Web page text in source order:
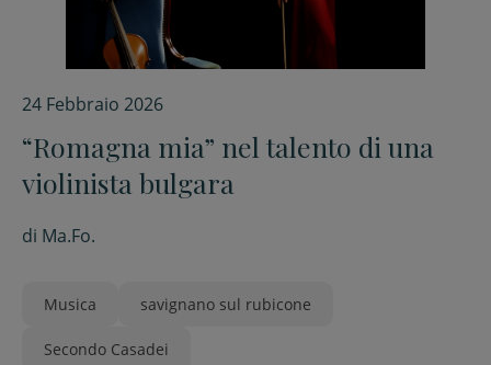
24 Febbraio 2026
“Romagna mia” nel talento di una
violinista bulgara
di Ma.Fo.
Musica savignano sul rubicone
Secondo Casadei